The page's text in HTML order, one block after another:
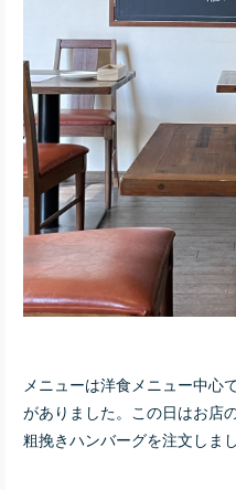
メニューは洋食メニュー中心
がありました。この日はお店
粗挽きハンバーグを注文しま